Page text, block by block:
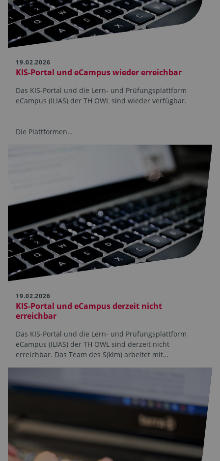
19.02.2026
KIS-Portal und eCampus wieder erreichbar
Das KIS-Portal und die Lern- und Prüfungsplattform
eCampus (ILIAS) der TH OWL sind wieder verfügbar.
Die Plattformen…
19.02.2026
KIS-Portal und eCampus derzeit nicht
erreichbar
Das KIS-Portal und die Lern- und Prüfungsplattform
eCampus (ILIAS) der TH OWL sind derzeit nicht
erreichbar. Das Team des S(kim) arbeitet mit…